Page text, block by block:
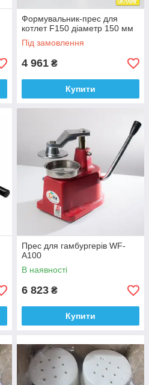
Формувальник-прес для
котлет F150 діаметр 150 мм
Під замовлення
4 961 ₴
Купити
Прес для гамбургерів WF-
A100
В наявності
6 823 ₴
Купити